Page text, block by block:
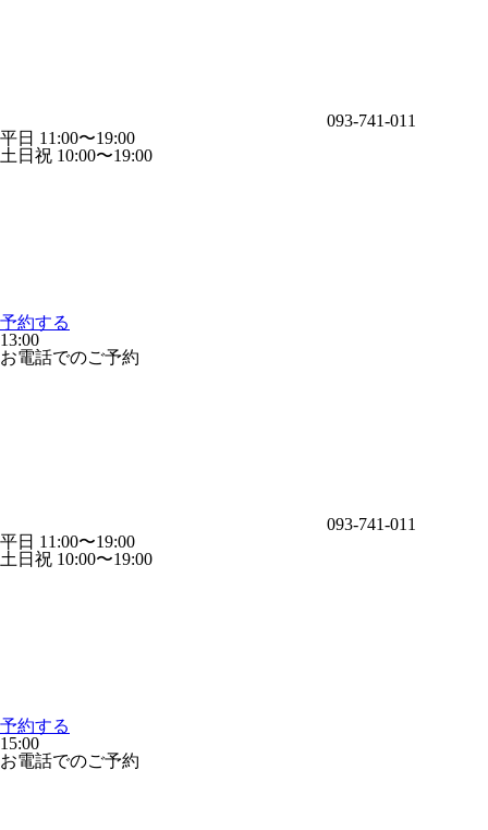
093-741-011
平日 11:00〜19:00
土日祝 10:00〜19:00
予約する
13:00
お電話でのご予約
093-741-011
平日 11:00〜19:00
土日祝 10:00〜19:00
予約する
15:00
お電話でのご予約